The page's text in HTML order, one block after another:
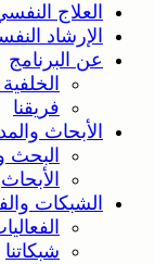
العلاج النفسي
الإرشاد
عن البرنامج
الخلفية
فريقنا
الأبحاث
البحث
الأبحاث
الشبكات
الفعاليات
شبكاتنا